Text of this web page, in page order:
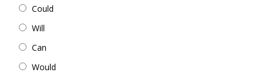
Could
Will
Can
Would